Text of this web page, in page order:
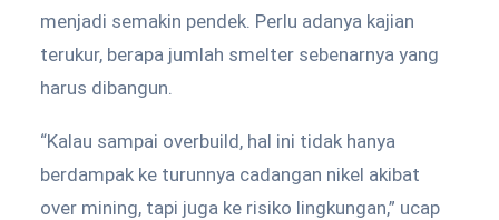
menjadi semakin pendek. Perlu adanya kajian
terukur, berapa jumlah smelter sebenarnya yang
harus dibangun.
“Kalau sampai overbuild, hal ini tidak hanya
berdampak ke turunnya cadangan nikel akibat
over mining, tapi juga ke risiko lingkungan,” ucap